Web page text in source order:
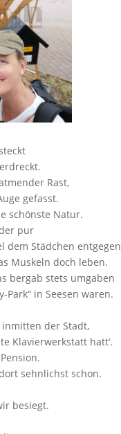
Rast,
gefasst.
schönste Natur.
pur
dem Städchen entgegen
Muskeln doch leben.
bergab stets umgaben
Park“ in Seesen waren.
der Stadt,
Klavierwerkstatt hatt‘.
sehnlichst schon.
besiegt.